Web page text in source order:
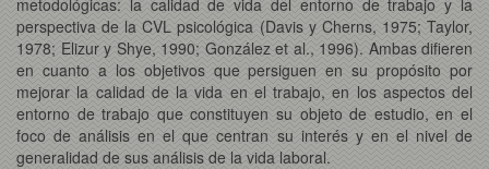
perspectiva de la CVL psicológica (Davis y Cherns, 1975; Taylor,
1978; Elizur y Shye, 1990; González et al., 1996). Ambas difieren
en cuanto a los objetivos que persiguen en su propósito por
mejorar la calidad de la vida en el trabajo, en los aspectos del
entorno de trabajo que constituyen su objeto de estudio, en el
foco de análisis en el que centran su interés y en el nivel de
generalidad de sus análisis de la vida laboral.